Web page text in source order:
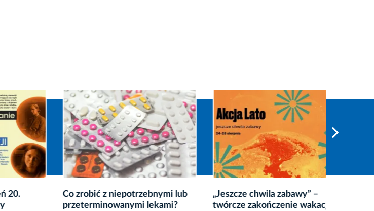
Co zrobić z niepotrzebnymi lub
przeterminowanymi lekami?
„Jeszcze chwila zabawy” –
twórcze zakończenie wakacji dla